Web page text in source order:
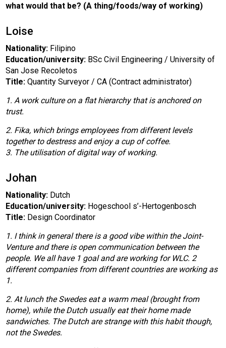
what would that be? (A thing/foods/way of working)
Loise
Nationality: Filipino
Education/university: BSc Civil Engineering / University of
San Jose Recoletos
Title: Quantity Surveyor / CA (Contract administrator)
1. A work culture on a flat hierarchy that is anchored on
trust.
2. Fika, which brings employees from different levels
together to destress and enjoy a cup of coffee.
3. The utilisation of digital way of working.
Johan
Nationality: Dutch
Education/university: Hogeschool s’-Hertogenbosch
Title: Design Coordinator
1. I think in general there is a good vibe within the Joint-
Venture and there is open communication between the
people. We all have 1 goal and are working for WLC. 2
different companies from different countries are working as
1.
2. At lunch the Swedes eat a warm meal (brought from
home), while the Dutch usually eat their home made
sandwiches. The Dutch are strange with this habit though,
not the Swedes.